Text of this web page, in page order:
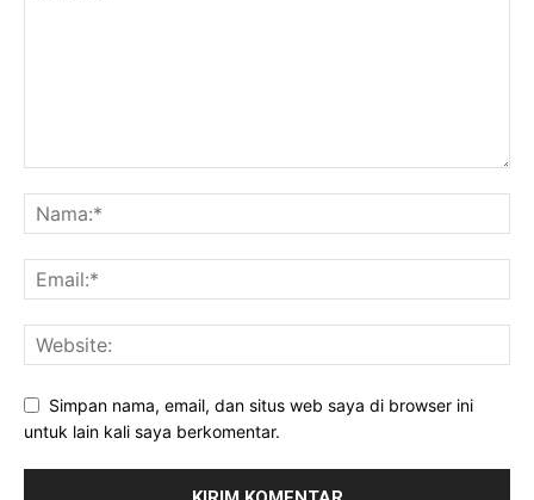
Simpan nama, email, dan situs web saya di browser ini
untuk lain kali saya berkomentar.